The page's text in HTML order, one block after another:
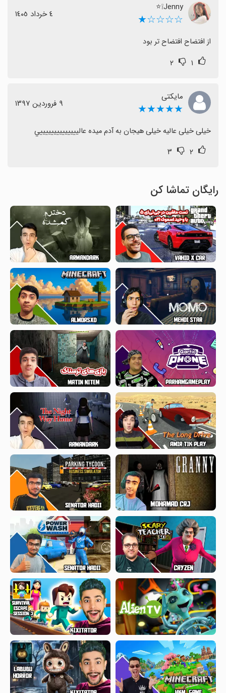
Jenny❕⭐
☆☆☆☆★ ٤ خرداد ١٤٠٥
از افتضاح افتضاح تر بود
۱ ۲
مایکتی
★★★★★ ٩ فروردین ١٣٩٧
خیلی خیلی عالیه خیلی هیجان به آدم میده عالييييييييييييييي
۲ ۳
رایگان تماشا کن